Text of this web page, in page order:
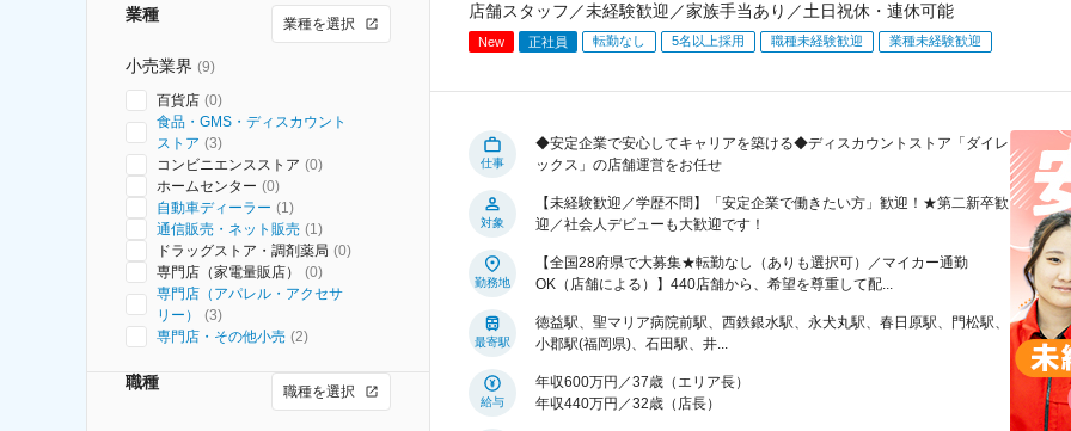
業種 業種を選択
小売業界 (9)
百貨店 (0)
食品・GMS・ディスカウント
ストア (3)
コンビニエンスストア (0)
ホームセンター (0)
自動車ディーラー (1)
通信販売・ネット販売 (1)
ドラッグストア・調剤薬局 (0)
専門店（家電量販店）
(0)
専門店（アパレル・アクセサ
リー）
(3)
専門店・その他小売 (2)
職種 職種を選択
店舗スタッフ／未経験歓迎／家族手当あり／土日祝休・連休可能
New 正社員 転勤なし 5名以上採用 職種未経験歓迎 業種未経験歓迎
仕事
◆安定企業で安心してキャリアを築ける◆ディスカウントストア「ダイレ
ックス」の店舗運営をお任せ
対象
【未経験歓迎／学歴不問】「安定企業で働きたい方」歓迎！★第二新卒歓
迎／社会人デビューも大歓迎です！
勤務地
【全国28府県で大募集★転勤なし（ありも選択可）／マイカー通勤
OK（店舗による）】440店舗から、希望を尊重して配...
最寄駅
徳益駅、聖マリア病院前駅、西鉄銀水駅、永犬丸駅、春日原駅、門松駅、
小郡駅(福岡県)、石田駅、井...
給与
年収600万円／37歳（エリア長）
年収440万円／32歳（店長）